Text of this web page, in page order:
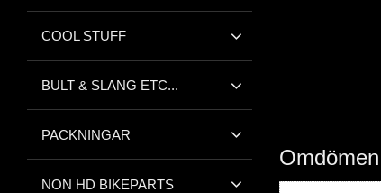
Omdömen
COOL STUFF
BULT & SLANG ETC...
PACKNINGAR
NON HD BIKEPARTS